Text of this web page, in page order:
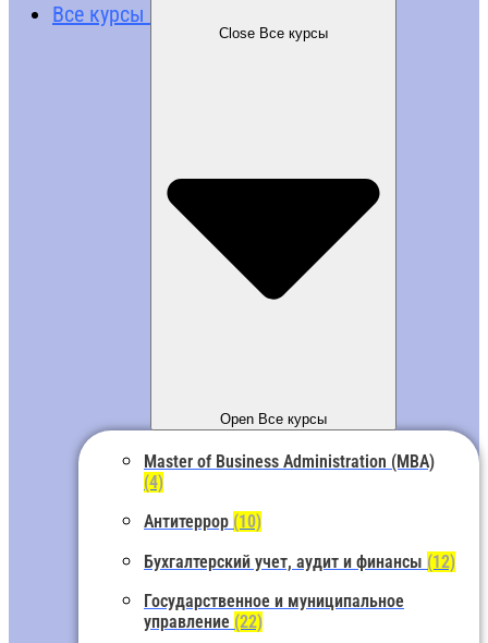
Все курсы
Close Все курсы
Open Все курсы
Master of Business Administration (MBA)
(4)
Антитеррор (10)
Бухгалтерский учет, аудит и финансы (12)
Государственное и муниципальное
управление (22)